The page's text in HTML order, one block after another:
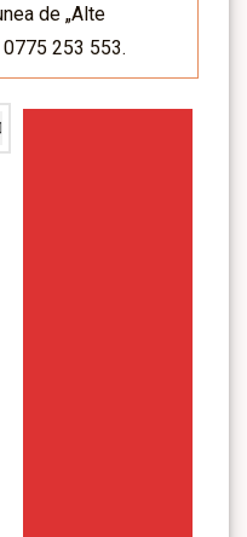
de „Alte
253 553.